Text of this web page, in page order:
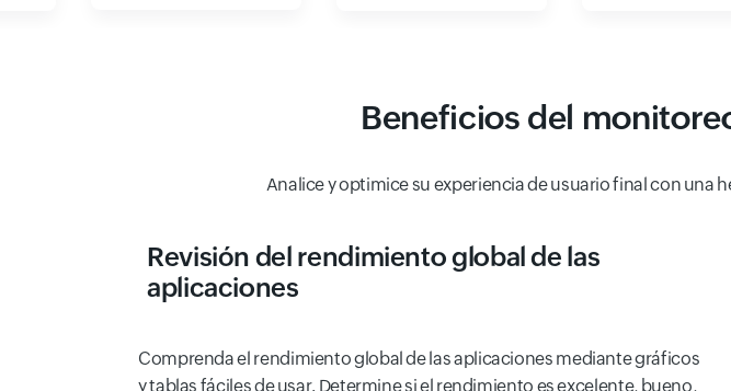
Beneficios del
Analice y optimice su experiencia de usuario final con una
Revisión del rendimiento global de las
aplicaciones
Comprenda el rendimiento global de las aplicaciones mediante gráficos
y tablas fáciles de usar. Determine si el rendimiento es excelente, bueno,